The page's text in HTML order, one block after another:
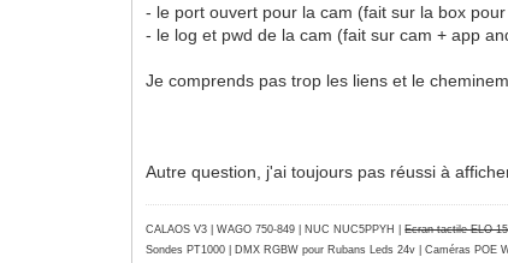
- le port ouvert pour la cam (fait sur la box
- le log et pwd de la cam (fait sur cam + app
Je comprends pas trop les liens et le
Autre question, j'ai toujours pas réussi à
CALAOS V3 | WAGO 750-849 | NUC NUC5PPYH |Ecran tactile ELO
Sondes PT1000 | DMX RGBW pour Rubans Leds 24v | Caméras POE